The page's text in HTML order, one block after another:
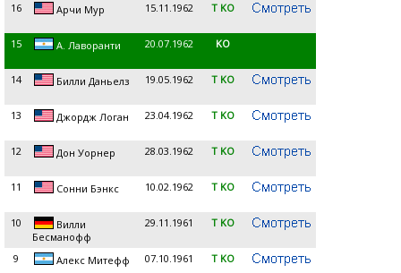
16 Арчи Мур 15.11.1962 T KO
15 А. Лаворанти 20.07.1962 KO
14 Билли Даньелз 19.05.1962 T KO
13 Джордж Логан 23.04.1962 T KO
12 Дон Уорнер 28.03.1962 T KO
11 Сонни Бэнкс 10.02.1962 T KO
10
Вилли
Бесманофф
29.11.1961 T KO
9 Алекс Митефф 07.10.1961 T KO